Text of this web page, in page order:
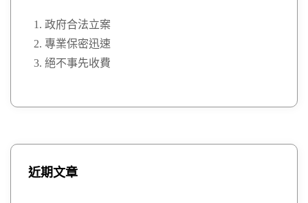
政府合法立案
專業保密迅速
絕不事先收費
近期文章